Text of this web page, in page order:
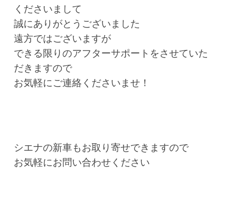
くださいまして
誠にありがとうございました
遠方ではございますが
できる限りのアフターサポートをさせていた
だきますので
お気軽にご連絡くださいませ！
シエナの新車もお取り寄せできますので
お気軽にお問い合わせください